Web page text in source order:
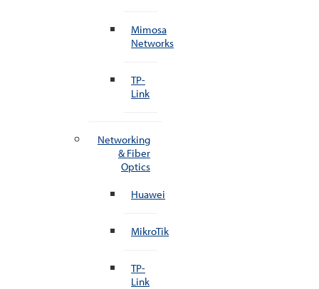
Mimosa
Networks
TP-
Link
Networking
& Fiber
Optics
Huawei
MikroTik
TP-
Link